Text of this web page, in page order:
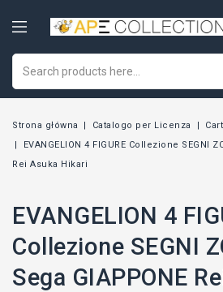
Strona główna Catalogo per Licenza
EVANGELION 4 FIGURE Collezione SEGNI
Rei Asuka Hikari
EVANGELION 4
Collezione SEGNI
Sega GIAPPONE